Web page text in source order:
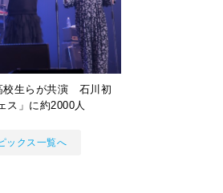
校生らが共演 石川初
ス」に約2000人
ックス一覧へ